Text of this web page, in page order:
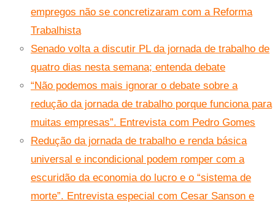
empregos não se concretizaram com a Reforma
Trabalhista
Senado volta a discutir PL da jornada de trabalho de
quatro dias nesta semana; entenda debate
“Não podemos mais ignorar o debate sobre a
redução da jornada de trabalho porque funciona para
muitas empresas”. Entrevista com Pedro Gomes
Redução da jornada de trabalho e renda básica
universal e incondicional podem romper com a
escuridão da economia do lucro e o “sistema de
morte”. Entrevista especial com Cesar Sanson e